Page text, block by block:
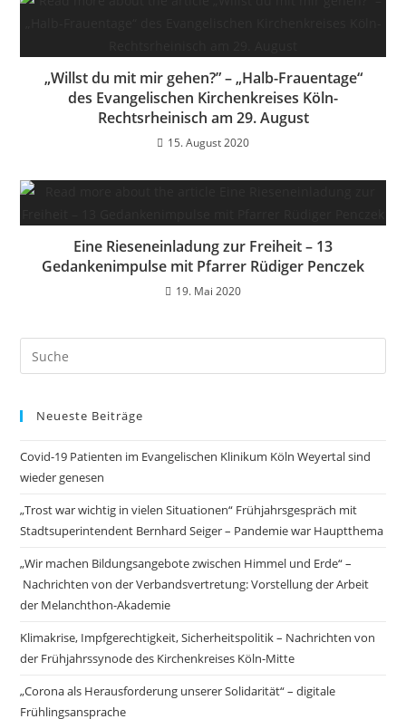
„Willst du mit mir gehen?” – „Halb-Frauentage“
des Evangelischen Kirchenkreises Köln-
Rechtsrheinisch am 29. August
15. August 2020
Eine Rieseneinladung zur Freiheit – 13
Gedankenimpulse mit Pfarrer Rüdiger Penczek
19. Mai 2020
Neueste Beiträge
Covid-19 Patienten im Evangelischen Klinikum Köln Weyertal sind
wieder genesen
„Trost war wichtig in vielen Situationen“ Frühjahrsgespräch mit
Stadtsuperintendent Bernhard Seiger – Pandemie war Hauptthema
„Wir machen Bildungsangebote zwischen Himmel und Erde“ –
Nachrichten von der Verbandsvertretung: Vorstellung der Arbeit
der Melanchthon-Akademie
Klimakrise, Impfgerechtigkeit, Sicherheitspolitik – Nachrichten von
der Frühjahrssynode des Kirchenkreises Köln-Mitte
„Corona als Herausforderung unserer Solidarität“ – digitale
Frühlingsansprache